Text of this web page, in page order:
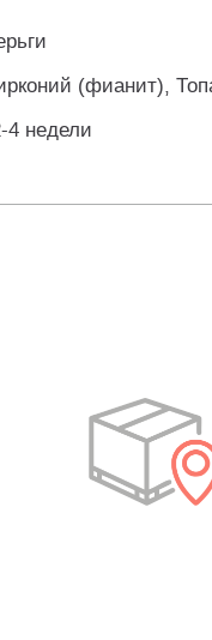
(фианит),
4 недели